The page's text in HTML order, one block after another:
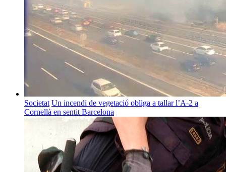
Societat Un incendi de vegetació obliga a tallar l’A-2 a
Cornellà en sentit Barcelona